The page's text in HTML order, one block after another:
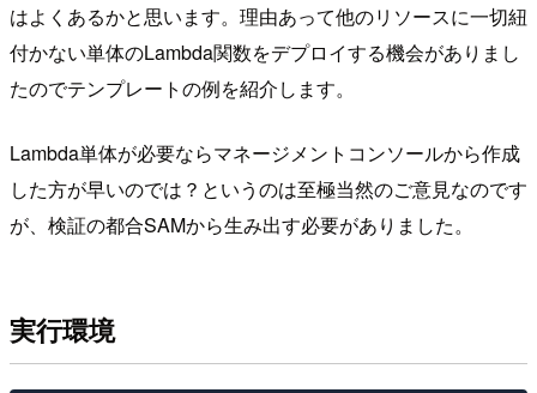
はよくあるかと思います。理由あって他のリソースに一切紐
付かない単体のLambda関数をデプロイする機会がありまし
たのでテンプレートの例を紹介します。
Lambda単体が必要ならマネージメントコンソールから作成
した方が早いのでは？というのは至極当然のご意見なのです
が、検証の都合SAMから生み出す必要がありました。
実行環境